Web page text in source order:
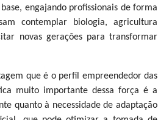
engajando profissionais de forma
contemplar biologia, agricultura
novas gerações para transformar
que é o perfil empreendedor das
muito importante dessa força é a
quanto à necessidade de adaptação